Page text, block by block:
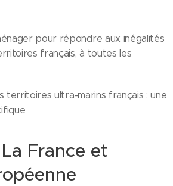
pour répondre aux inégalités
français, à toutes les
territoires ultra-marins français : une
France et